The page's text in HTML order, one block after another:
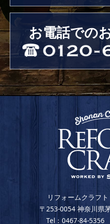
お電話での
リフォームクラフ
〒253-0054 神奈川県
Tel：0467-84-5356